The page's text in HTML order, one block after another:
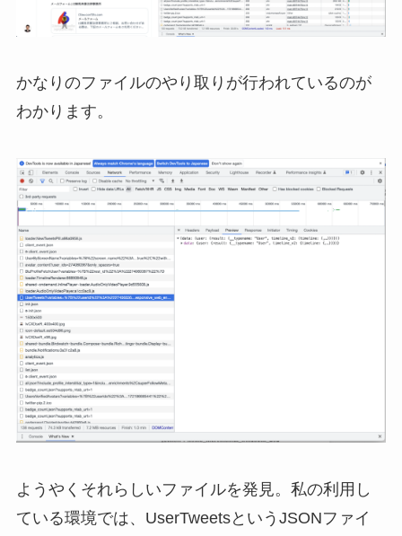
かなりのファイルのやり取りが行われているのが
わかります。
ようやくそれらしいファイルを発見。私の利用し
ている環境では、UserTweetsというJSONファイ